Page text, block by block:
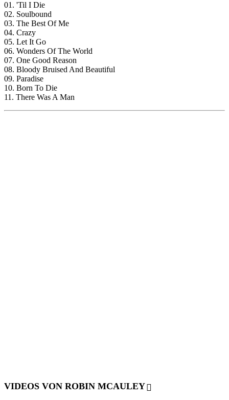
01. 'Til I Die
02. Soulbound
03. The Best Of Me
04. Crazy
05. Let It Go
06. Wonders Of The World
07. One Good Reason
08. Bloody Bruised And Beautiful
09. Paradise
10. Born To Die
11. There Was A Man
VIDEOS VON ROBIN MCAULEY